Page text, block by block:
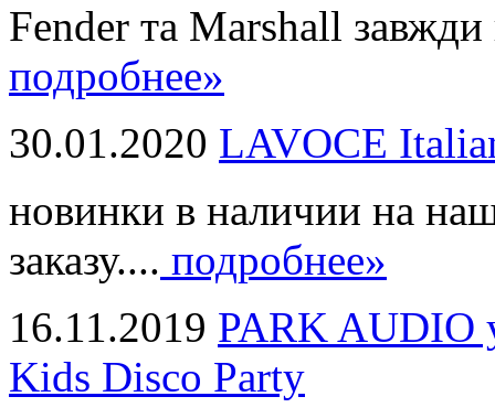
Fender та Marshall завжди
подробнее»
30.01.2020 LAVOCE
новинки в наличии на
заказу.... подробнее»
16.11.2019 PARK AUDIO
Kids Disco Party